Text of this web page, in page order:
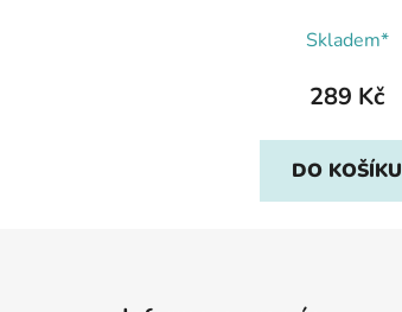
Skladem*
289 Kč
DO KOŠÍKU